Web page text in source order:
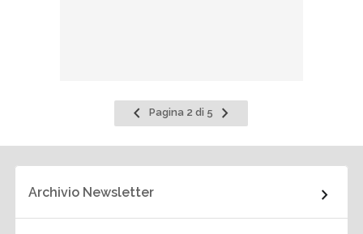
Pagina
precedente
Pagina 2 di 5
Pagina
successiva
Archivio Newsletter